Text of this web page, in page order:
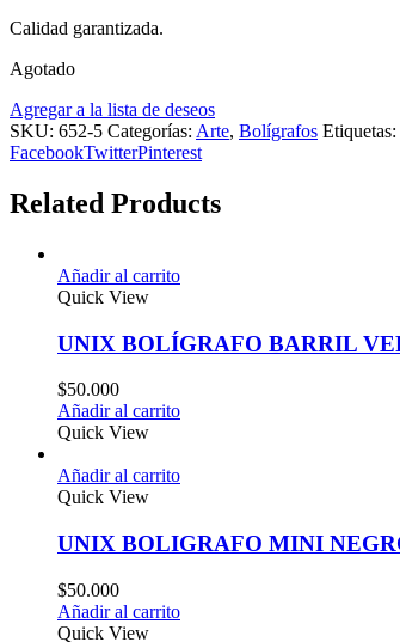
Calidad garantizada.
Agotado
Agregar a la lista de deseos
SKU: 652-5 Categorías: Arte, Bolígrafos Etiquetas:
FacebookTwitterPinterest
Related Products
Añadir al carrito
Quick View
UNIX BOLÍGRAFO BARRIL
$50.000
Añadir al carrito
Quick View
Añadir al carrito
Quick View
UNIX BOLIGRAFO MINI
$50.000
Añadir al carrito
Quick View